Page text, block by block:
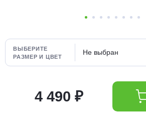
ВЫБЕРИТЕ
РАЗМЕР И ЦВЕТ
Не выбран
4 490 ₽
Оставшиеся
списыватьсяс вашей карты
по25%каждые 2 недели